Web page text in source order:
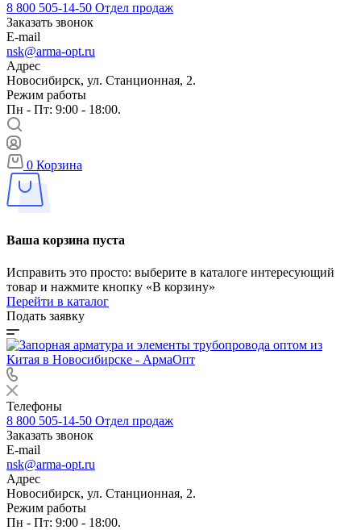
8 800 505-14-50 Отдел продаж
Заказать звонок
E-mail
nsk@arma-opt.ru
Адрес
Новосибирск, ул. Станционная, 2.
Режим работы
Пн - Пт: 9:00 - 18:00.
0 Корзина
Ваша корзина пуста
Исправить это просто: выберите в каталоге интересующий
товар и нажмите кнопку «В корзину»
Перейти в каталог
Подать заявку
Телефоны
8 800 505-14-50 Отдел продаж
Заказать звонок
E-mail
nsk@arma-opt.ru
Адрес
Новосибирск, ул. Станционная, 2.
Режим работы
Пн - Пт: 9:00 - 18:00.